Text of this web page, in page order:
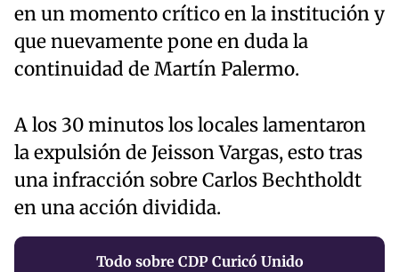
en un momento crítico en la institución y
que nuevamente pone en duda la
continuidad de Martín Palermo.
A los 30 minutos los locales lamentaron
la expulsión de Jeisson Vargas, esto tras
una infracción sobre Carlos Bechtholdt
en una acción dividida.
Todo sobre CDP Curicó Unido